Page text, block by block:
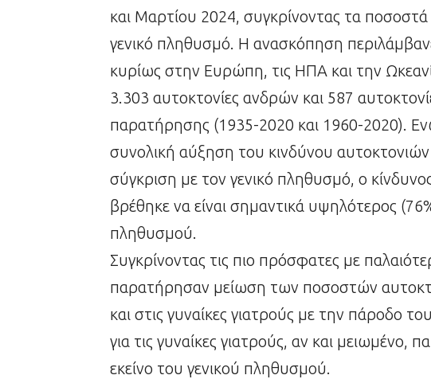
και Μαρτίου 2024, συγκρίνοντας τα
γενικό πληθυσμό. Η ανασκόπηση
κυρίως στην Ευρώπη, τις ΗΠΑ και την
3.303 αυτοκτονίες ανδρών και 587
παρατήρησης (1935-2020 και 1960-2020).
συνολική αύξηση του κινδύνου
σύγκριση με τον γενικό πληθυσμό, ο κίνδυνος
βρέθηκε να είναι σημαντικά υψηλότερος
πληθυσμού.
Συγκρίνοντας τις πιο πρόσφατες με
παρατήρησαν μείωση των ποσοστών
και στις γυναίκες γιατρούς με την πάροδο
για τις γυναίκες γιατρούς, αν και μειωμένο,
εκείνο του γενικού πληθυσμού.